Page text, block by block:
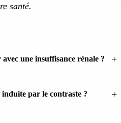
santé.
une insuffisance rénale ?
par le contraste ?